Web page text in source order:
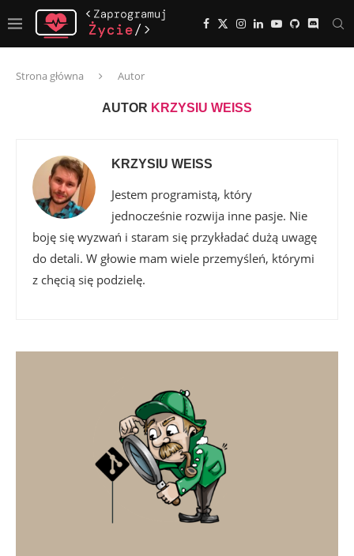
Strona główna Autor
AUTOR KRZYSIU WEISS
KRZYSIU WEISS
Jestem programistą, który
jednocześnie rozwija inne pasje. Nie
boję się wyzwań i staram się przykładać dużą uwagę
do detali. W głowie mam wiele przemyśleń, którymi
z chęcią się podzielę.